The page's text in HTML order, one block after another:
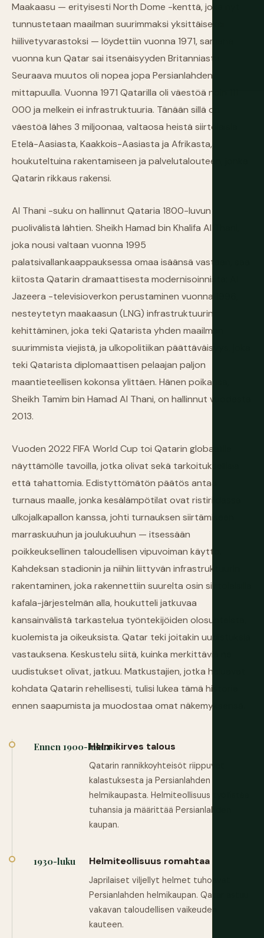
Maakaasu — erityisesti North Dome -kenttä, joka nyt
tunnustetaan maailman suurimmaksi yksittäiseksi
hiilivetyvarastoksi — löydettiin vuonna 1971, samana
vuonna kun Qatar sai itsenäisyyden Britanniasta.
Seuraava muutos oli nopea jopa Persianlahden
mittapuulla. Vuonna 1971 Qatarilla oli väestöä noin 111
000 ja melkein ei infrastruktuuria. Tänään sillä on
väestöä lähes 3 miljoonaa, valtaosa heistä siirtolaisia
Etelä-Aasiasta, Kaakkois-Aasiasta ja Afrikasta,
houkuteltuina rakentamiseen ja palvelutalouteen, jonka
Qatarin rikkaus rakensi.
Al Thani -suku on hallinnut Qataria 1800-luvun
puolivälistä lähtien. Sheikh Hamad bin Khalifa Al Thani,
joka nousi valtaan vuonna 1995
palatsivallankaappauksessa omaa isäänsä vastaan, saa
kiitosta Qatarin dramaattisesta modernisoinnista: Al
Jazeera -televisioverkon perustaminen vuonna 1996,
nesteytetyn maakaasun (LNG) infrastruktuurin
kehittäminen, joka teki Qatarista yhden maailman
suurimmista viejistä, ja ulkopolitiikan päättäväisyys, joka
teki Qatarista diplomaattisen pelaajan paljon
maantieteellisen kokonsa ylittäen. Hänen poikansa,
Sheikh Tamim bin Hamad Al Thani, on hallinnut vuodesta
2013.
Vuoden 2022 FIFA World Cup toi Qatarin globaalille
näyttämölle tavoilla, jotka olivat sekä tarkoituksellisia
että tahattomia. Edistyttömätön päätös antaa
turnaus maalle, jonka kesälämpötilat ovat ristiriidassa
ulkojalkapallon kanssa, johti turnauksen siirtämiseen
marraskuuhun ja joulukuuhun — itsessään
poikkeuksellinen taloudellisen vipuvoiman käyttö.
Kahdeksan stadionin ja niihin liittyvän infrastruktuurin
rakentaminen, joka rakennettiin suurelta osin siirtolaisilla
kafala-järjestelmän alla, houkutteli jatkuvaa
kansainvälistä tarkastelua työntekijöiden olosuhteista,
kuolemista ja oikeuksista. Qatar teki joitakin uudistuksia
vastauksena. Keskustelu siitä, kuinka merkittäviä ne
uudistukset olivat, jatkuu. Matkustajien, jotka haluavat
kohdata Qatarin rehellisesti, tulisi lukea tämä historia
ennen saapumista ja muodostaa omat näkemyksensä.
Ennen 1900-lukuaHelmikirves talous
Qatarin rannikkoyhteisöt riippuvat
kalastuksesta ja Persianlahden
helmikaupasta. Helmiteollisuus työllistää
tuhansia ja määrittää Persianlahden
kaupan.
1930-luku Helmiteollisuus romahtaa
Japrilaiset viljellyt helmet tuhoavat
Persianlahden helmikaupan. Qatar astuu
vakavan taloudellisen vaikeuden
kauteen.